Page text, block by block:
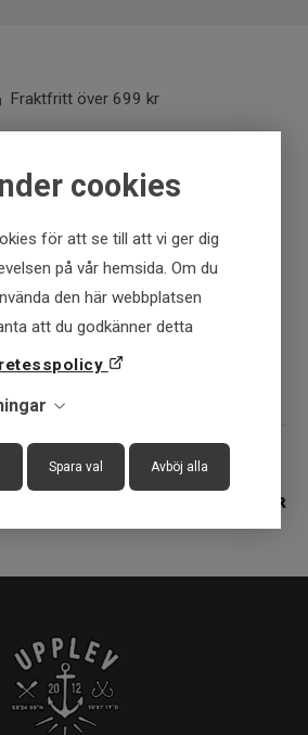
cookies
för att se till att vi ger dig
på vår hemsida. Om du
den här webbplatsen
att du godkänner detta
Spara val Avböj alla
Fraktfritt över 699 kr
30 dagar öppet köp